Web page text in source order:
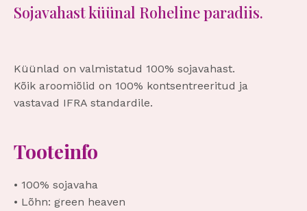
Sojavahast küünal Roheline paradiis.
Küünlad on valmistatud 100% sojavahast.
Kõik aroomiõlid on 100% kontsentreeritud ja
vastavad IFRA standardile.
Tooteinfo
• 100% sojavaha
• Lõhn: green heaven